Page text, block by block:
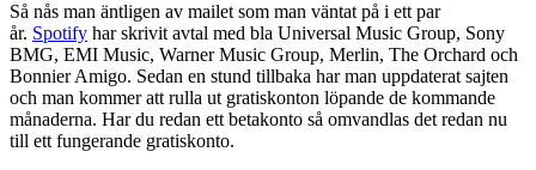
Så nås man äntligen av mailet som man väntat på i ett par
år. Spotify har skrivit avtal med bla Universal Music Group, Sony
BMG, EMI Music, Warner Music Group, Merlin, The Orchard och
Bonnier Amigo. Sedan en stund tillbaka har man uppdaterat sajten
och man kommer att rulla ut gratiskonton löpande de kommande
månaderna. Har du redan ett betakonto så omvandlas det redan nu
till ett fungerande gratiskonto.